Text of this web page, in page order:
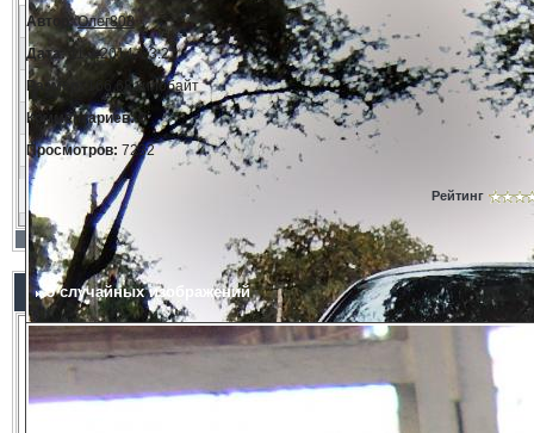
Автор: Олег808
Дата: 11.3.2014, 23:21
Размер:
166.68 килобайт
Комментариев:0
Просмотров: 7232
Рейтинг
5 случайных изображений